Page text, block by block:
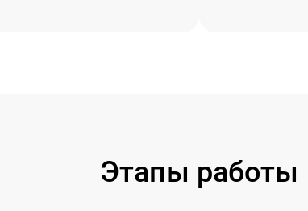
Этапы работы